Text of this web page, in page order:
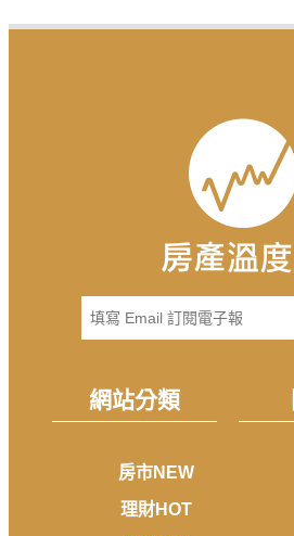
網站分類
房市NEW
理財HOT